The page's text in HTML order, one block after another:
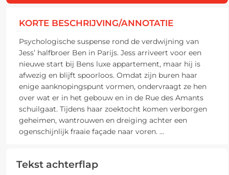
KORTE BESCHRIJVING/ANNOTATIE
Psychologische suspense rond de verdwijning van
Jess’ halfbroer Ben in Parijs. Jess arriveert voor een
nieuwe start bij Bens luxe appartement, maar hij is
afwezig en blijft spoorloos. Omdat zijn buren haar
enige aanknopingspunt vormen, ondervraagt ze hen
over wat er in het gebouw en in de Rue des Amants
schuilgaat. Tijdens haar zoektocht komen verborgen
geheimen, wantrouwen en dreiging achter een
ogenschijnlijk fraaie façade naar voren. ...
Tekst achterflap